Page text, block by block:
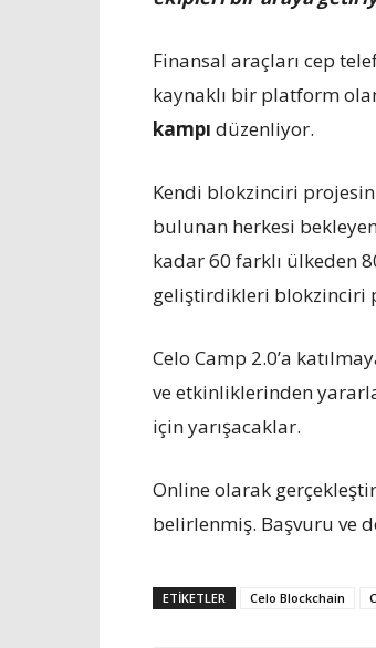
Finansal araçları cep
kaynaklı bir platform
kampı düzenliyor.
Kendi blokzinciri
bulunan herkesi
kadar 60 farklı ülkeden
geliştirdikleri blokzinciri
Celo Camp 2.0’a
ve etkinliklerinden
için yarışacaklar.
Online olarak
belirlenmiş. Başvuru ve
ETIKETLER Celo Blockchain